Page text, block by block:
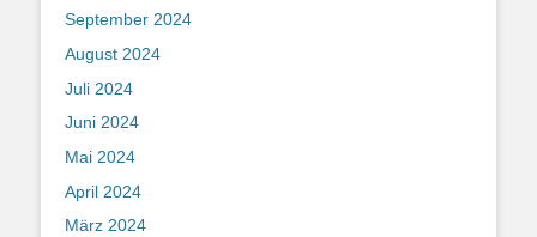
September 2024
August 2024
Juli 2024
Juni 2024
Mai 2024
April 2024
März 2024